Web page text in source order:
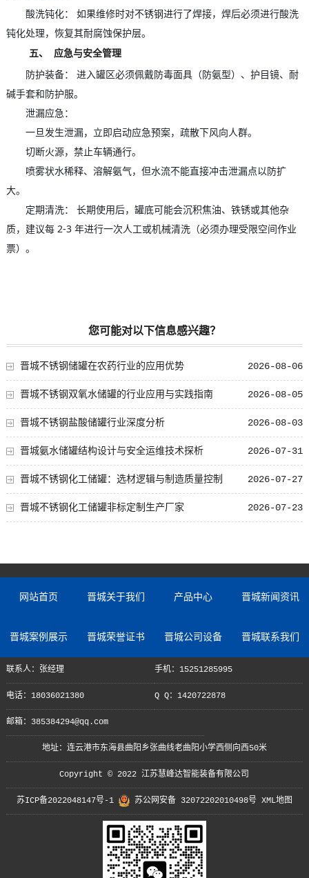
酸洗钝化： 如果维修时对不锈钢进行了焊接，焊后必须进行酸洗
钝化处理，恢复其耐腐蚀保护层。
五、 应急与安全管理
防护装备： 进入罐区必须佩戴防毒面具（防氨型）、护目镜、耐
碱手套和防护服。
泄漏应急：
一旦发生泄漏，立即启动应急预案，疏散下风向人群。
切断火源，禁止车辆通行。
喷雾状水稀释、溶解氨气，但水流不能直接冲击泄漏点以防扩
大。
定期清洗： 长期使用后，罐底可能会沉积焦油、铁锈或其他杂
质，建议每 2-3 年进行一次人工或机械清洗（必须办理受限空间作业
票）。
您可能对以下信息感兴趣？
2026-08-06
晋城不锈钢储罐在农药行业的应用优势
2026-08-05
晋城不锈钢双氧水储罐的行业应用与实践指南
2026-08-03
晋城不锈钢盐酸储罐行业深度分析
2026-07-31
晋城氨水储罐结构设计与安全运维技术探析
2026-07-27
晋城不锈钢化工储罐：选材逻辑与制造质量控制
2026-07-23
晋城不锈钢化工储罐非标定制生产厂家
网站首页 晋城关于我们 产品中心 晋城新闻资讯
晋城案例展示 晋城荣誉证书 晋城公司设备 晋城联系我们
联系人：张经理 手机：15251285995
电话：18036021380 Q Q：1420722878
邮箱：385384294@qq.com
地址：连云港市东海县曲阳乡张曲线老曲阳小学西侧向西50米
Copyright © 2022 江苏慧峰达智能装备有限公司
苏ICP备2022048147号-1 苏公网安备 32072202010498号 XML地图